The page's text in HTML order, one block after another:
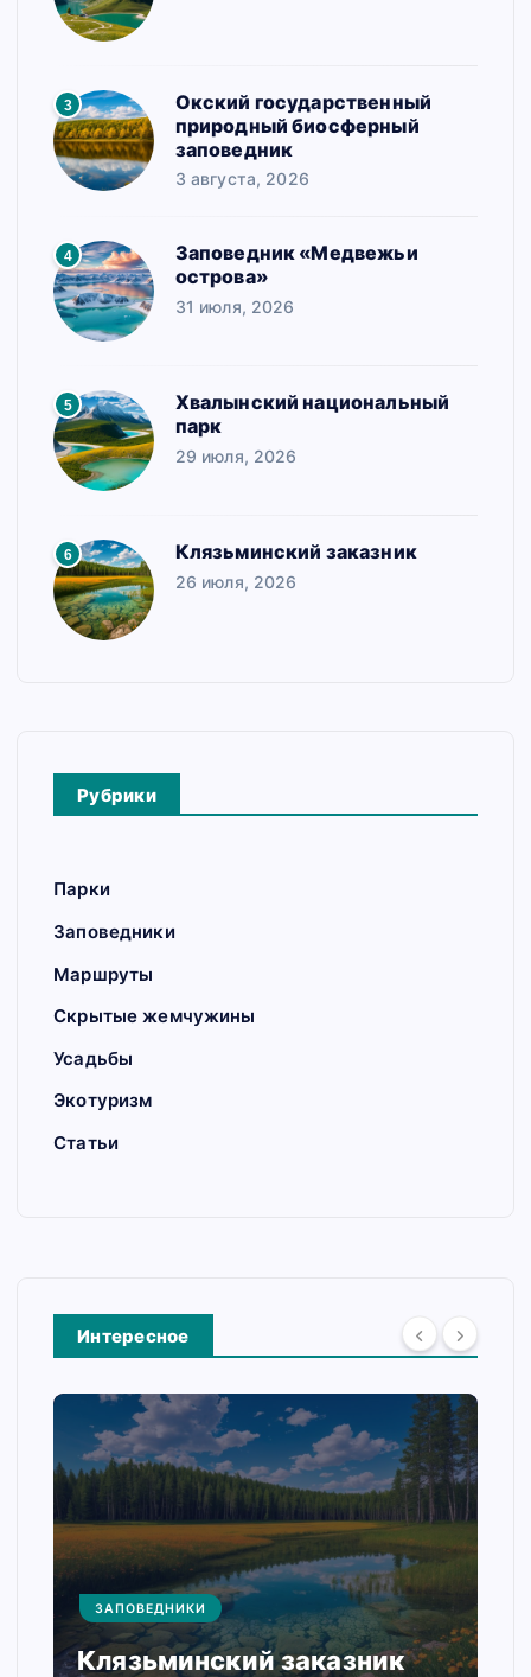
3
Окский государственный
природный биосферный
заповедник
3 августа, 2026
4
Заповедник «Медвежьи
острова»
31 июля, 2026
5
Хвалынский национальный
парк
29 июля, 2026
6 Клязьминский заказник
26 июля, 2026
Рубрики
Парки
Заповедники
Маршруты
Скрытые жемчужины
Усадьбы
Экотуризм
Статьи
Интересное
ЗАПОВЕДНИКИ
Клязьминский заказник